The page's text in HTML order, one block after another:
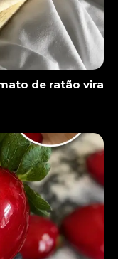
de ratão vira